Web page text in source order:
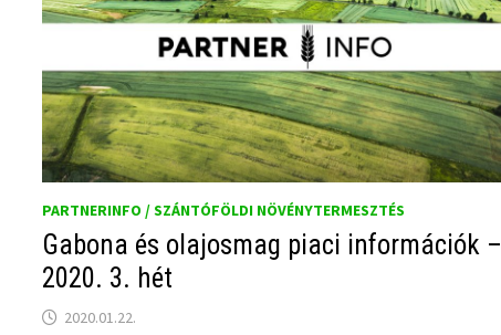
PARTNERINFO / SZÁNTÓFÖLDI NÖVÉNYTERMESZTÉS
Gabona és olajosmag piaci információk –
2020. 3. hét
2020.01.22.